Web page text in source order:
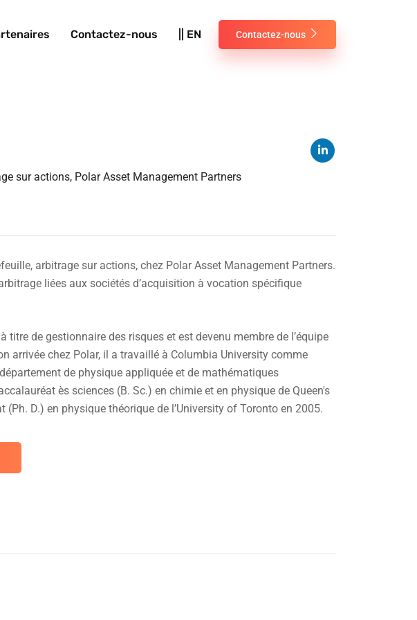
Contactez-nous || EN Contactez-nous
sur actions, Polar Asset Management Partners
arbitrage sur actions, chez Polar Asset Management Partners.
liées aux sociétés d’acquisition à vocation spécifique
titre de gestionnaire des risques et est devenu membre de l’équipe
arrivée chez Polar, il a travaillé à Columbia University comme
de physique appliquée et de mathématiques
ès sciences (B. Sc.) en chimie et en physique de Queen's
(Ph. D.) en physique théorique de l’University of Toronto en 2005.